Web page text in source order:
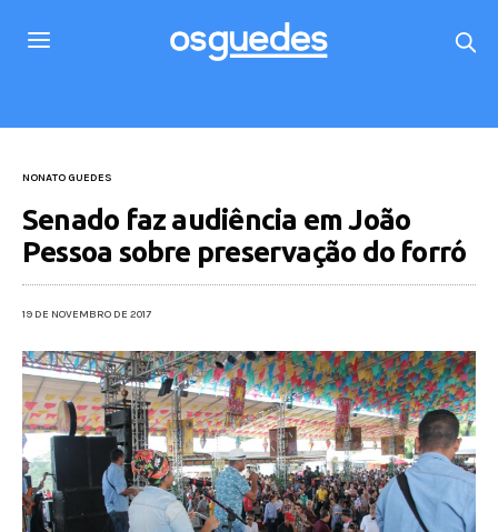
NONATO GUEDES
Senado faz audiência em João
Pessoa sobre preservação do forró
19 DE NOVEMBRO DE 2017